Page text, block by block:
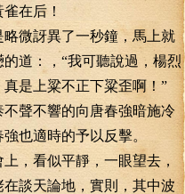
在后！
微訝異了一秒鐘，馬上就
道：，“我可聽說過，楊烈
是上粱不正下粱歪啊！”
不響的向唐春強暗施冷
也適時的予以反擊。
看似平靜，一眼望去，
談天論地，實則，其中波